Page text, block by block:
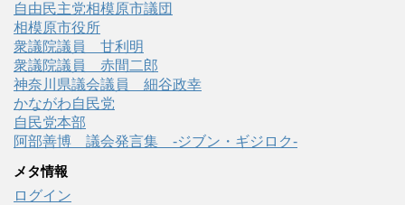
自由民主党相模原市議団
相模原市役所
衆議院議員 甘利明
衆議院議員 赤間二郎
神奈川県議会議員 細谷政幸
かながわ自民党
自民党本部
阿部善博 議会発言集 -ジブン・ギジロク-
メタ情報
ログイン